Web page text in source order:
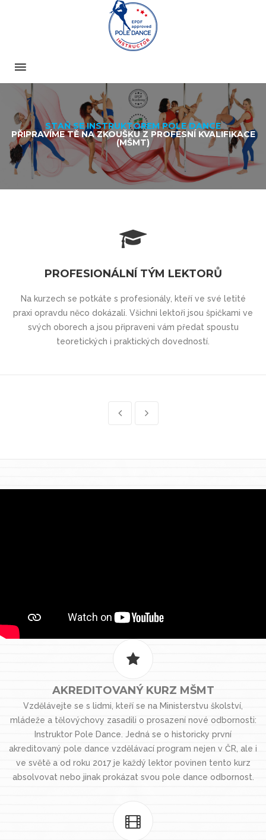
STAŇ SE INSTRUKTOREM POLE DANCE
PŘIPRAVÍME TĚ NA ZKOUŠKU Z PROFESNÍ KVALIFIKACE
(MŠMT)
PROFESIONÁLNÍ TÝM LEKTORŮ
Na kurzech se potkáte s profesionály, kteří ve své letité
praxi opravdu něco dokázali. Všichni lektoři jsou špičkami ve
svých oborech a jsou připraveni vám předat spoustu
teoretických i praktických dovedností.
AKREDITOVANÝ KURZ MŠMT
Vzdělávejte se s lidmi, kteří se na Ministerstvu školství,
mládeže a tělovýchovy zasadili o prosazení nové odbornosti:
Instruktor Pole Dance. Jedná se o historicky první
akreditovaný pole dance vzdělávací program nejen v ČR, ale i
ve světě a od roku 2017 je každý lektor povinen tento kurz
absolvovat nebo jinak prokázat svou pole dance odbornost.